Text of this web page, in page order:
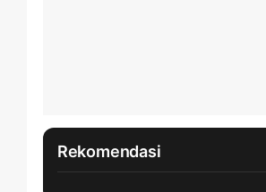
Rekomendasi